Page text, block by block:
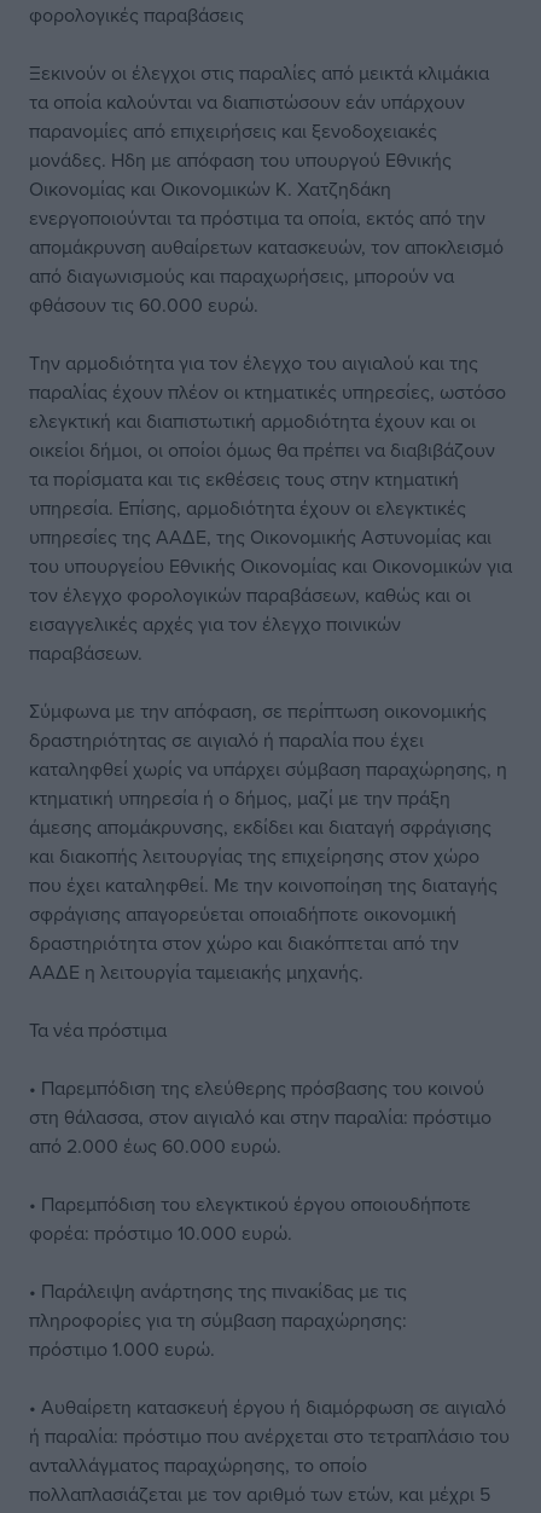
φορολογικές παραβάσεις
Ξεκινούν οι έλεγχοι στις παραλίες από μεικτά κλιμάκια
τα οποία καλούνται να διαπιστώσουν εάν υπάρχουν
παρανομίες από επιχειρήσεις και ξενοδοχειακές
μονάδες. Ηδη με απόφαση του υπουργού Εθνικής
Οικονομίας και Οικονομικών Κ. Χατζηδάκη
ενεργοποιούνται τα πρόστιμα τα οποία, εκτός από την
απομάκρυνση αυθαίρετων κατασκευών, τον αποκλεισμό
από διαγωνισμούς και παραχωρήσεις, μπορούν να
φθάσουν τις 60.000 ευρώ.
Την αρμοδιότητα για τον έλεγχο του αιγιαλού και της
παραλίας έχουν πλέον οι κτηματικές υπηρεσίες, ωστόσο
ελεγκτική και διαπιστωτική αρμοδιότητα έχουν και οι
οικείοι δήμοι, οι οποίοι όμως θα πρέπει να διαβιβάζουν
τα πορίσματα και τις εκθέσεις τους στην κτηματική
υπηρεσία. Επίσης, αρμοδιότητα έχουν οι ελεγκτικές
υπηρεσίες της ΑΑΔΕ, της Οικονομικής Αστυνομίας και
του υπουργείου Εθνικής Οικονομίας και Οικονομικών για
τον έλεγχο φορολογικών παραβάσεων, καθώς και οι
εισαγγελικές αρχές για τον έλεγχο ποινικών
παραβάσεων.
Σύμφωνα με την απόφαση, σε περίπτωση οικονομικής
δραστηριότητας σε αιγιαλό ή παραλία που έχει
καταληφθεί χωρίς να υπάρχει σύμβαση παραχώρησης, η
κτηματική υπηρεσία ή ο δήμος, μαζί με την πράξη
άμεσης απομάκρυνσης, εκδίδει και διαταγή σφράγισης
και διακοπής λειτουργίας της επιχείρησης στον χώρο
που έχει καταληφθεί. Με την κοινοποίηση της διαταγής
σφράγισης απαγορεύεται οποιαδήποτε οικονομική
δραστηριότητα στον χώρο και διακόπτεται από την
ΑΑΔΕ η λειτουργία ταμειακής μηχανής.
Τα νέα πρόστιμα
• Παρεμπόδιση της ελεύθερης πρόσβασης του κοινού
στη θάλασσα, στον αιγιαλό και στην παραλία: πρόστιμο
από 2.000 έως 60.000 ευρώ.
• Παρεμπόδιση του ελεγκτικού έργου οποιουδήποτε
φορέα: πρόστιμο 10.000 ευρώ.
• Παράλειψη ανάρτησης της πινακίδας με τις
πληροφορίες για τη σύμβαση παραχώρησης:
πρόστιμο 1.000 ευρώ.
• Αυθαίρετη κατασκευή έργου ή διαμόρφωση σε αιγιαλό
ή παραλία: πρόστιμο που ανέρχεται στο τετραπλάσιο του
ανταλλάγματος παραχώρησης, το οποίο
πολλαπλασιάζεται με τον αριθμό των ετών, και μέχρι 5